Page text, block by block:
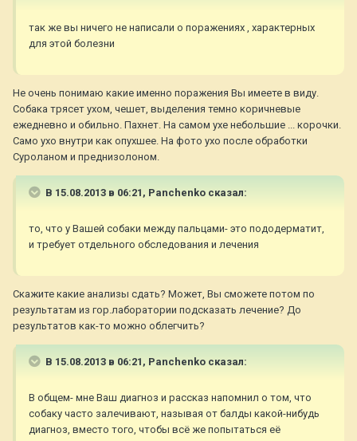
так же вы ничего не написали о поражениях , характерных
для этой болезни
Не очень понимаю какие именно поражения Вы имеете в виду.
Собака трясет ухом, чешет, выделения темно коричневые
ежедневно и обильно. Пахнет. На самом ухе небольшие ... корочки.
Само ухо внутри как опухшее. На фото ухо после обработки
Суроланом и преднизолоном.
В 15.08.2013 в 06:21, Panchenko сказал:
то, что у Вашей собаки между пальцами- это пододерматит,
и требует отдельного обследования и лечения
Скажите какие анализы сдать? Может, Вы сможете потом по
результатам из гор.лаборатории подсказать лечение? До
результатов как-то можно облегчить?
В 15.08.2013 в 06:21, Panchenko сказал:
В общем- мне Ваш диагноз и рассказ напомнил о том, что
собаку часто залечивают, называя от балды какой-нибудь
диагноз, вместо того, чтобы всё же попытаться её